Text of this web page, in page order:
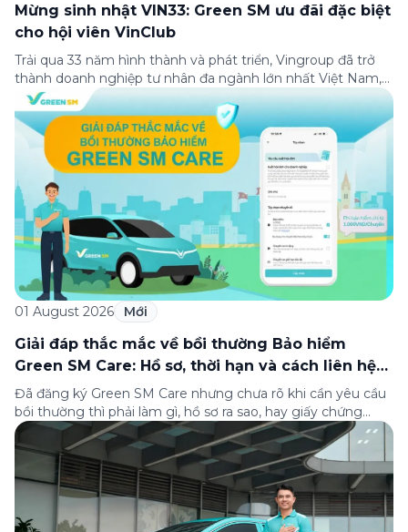
Mừng sinh nhật VIN33: Green SM ưu đãi đặc biệt
cho hội viên VinClub
Trải qua 33 năm hình thành và phát triển, Vingroup đã trở
thành doanh nghiệp tư nhân đa ngành lớn nhất Việt Nam,
lọt Top 30 doanh nghiệp lớn nhất Đông Nam Á theo bảng
xếp hạng của Tạp chí Fortune (Mỹ). Nhân kỷ niệm 33 năm
thành lập (8/8/1993 đến 8/8/2026), Green SM trân […]
01 August 2026 Mới
Giải đáp thắc mắc về bồi thường Bảo hiểm
Green SM Care: Hồ sơ, thời hạn và cách liên hệ
hỗ trợ
Đã đăng ký Green SM Care nhưng chưa rõ khi cần yêu cầu
bồi thường thì phải làm gì, hồ sơ ra sao, hay giấy chứng
nhận bảo hiểm tìm ở đâu? Bài viết này tổng hợp đầy đủ các
câu hỏi thường gặp nhất về quy trình bồi thường và hỗ trợ
của Green […]